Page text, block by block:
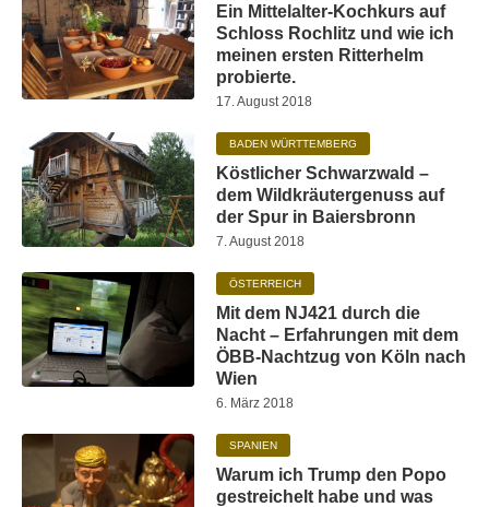
Ein Mittelalter-Kochkurs auf
Schloss Rochlitz und wie ich
meinen ersten Ritterhelm
probierte.
17. August 2018
BADEN WÜRTTEMBERG
Köstlicher Schwarzwald –
dem Wildkräutergenuss auf
der Spur in Baiersbronn
7. August 2018
ÖSTERREICH
Mit dem NJ421 durch die
Nacht – Erfahrungen mit dem
ÖBB-Nachtzug von Köln nach
Wien
6. März 2018
SPANIEN
Warum ich Trump den Popo
gestreichelt habe und was